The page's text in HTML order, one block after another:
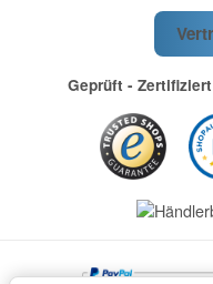
Geprüft -